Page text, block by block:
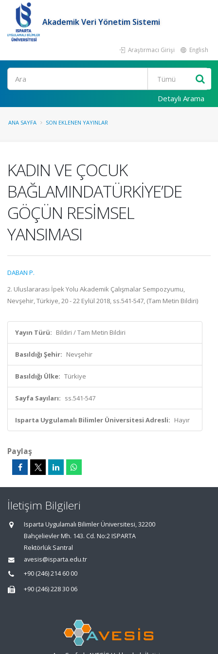
Akademik Veri Yönetim Sistemi
Araştırmacı Girişi English
Ara
Detaylı Arama
ANA SAYFA SON EKLENEN YAYINLAR
KADIN VE ÇOCUK
BAĞLAMINDATÜRKİYE’DE
GÖÇÜN RESİMSEL
YANSIMASI
DABAN P.
2. Uluslararası İpek Yolu Akademik Çalışmalar Sempozyumu,
Nevşehir, Türkiye, 20 - 22 Eylül 2018, ss.541-547, (Tam Metin Bildiri)
Yayın Türü: Bildiri / Tam Metin Bildiri
Basıldığı Şehir: Nevşehir
Basıldığı Ülke: Türkiye
Sayfa Sayıları: ss.541-547
Isparta Uygulamalı Bilimler Üniversitesi Adresli: Hayır
Paylaş
İletişim Bilgileri
Isparta Uygulamalı Bilimler Üniversitesi, 32200
Bahçelievler Mh. 143. Cd. No:2 ISPARTA
Rektörlük Santral
avesis@isparta.edu.tr
+90 (246) 214 60 00
+90 (246) 228 30 06